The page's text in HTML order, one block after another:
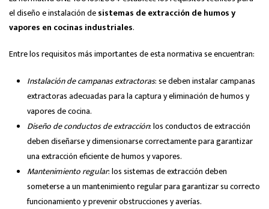
el diseño e instalación desistemas de extracción de humos y
vapores en cocinas industriales.
Entre los requisitos más importantes de esta normativa se encuentran:
Instalación de campanas extractoras: se deben instalar campanas
extractoras adecuadas para la captura y eliminación de humos y
vapores de cocina.
Diseño de conductos de extracción: los conductos de extracción
deben diseñarse y dimensionarse correctamente para garantizar
una extracción eficiente de humos y vapores.
Mantenimiento regular: los sistemas de extracción deben
someterse a un mantenimiento regular para garantizar su correcto
funcionamiento y prevenir obstrucciones y averías.